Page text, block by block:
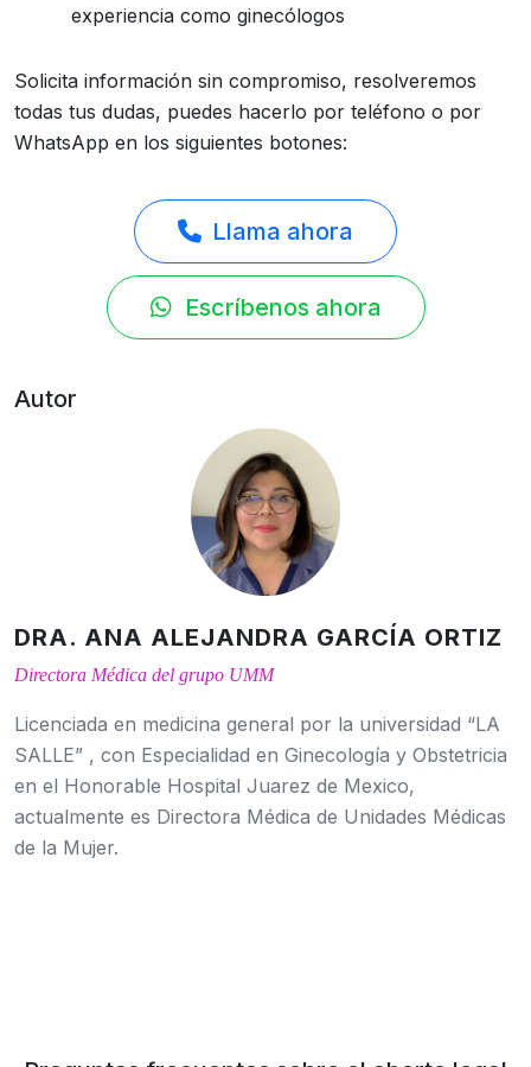
experiencia como ginecólogos
Solicita información sin compromiso, resolveremos
todas tus dudas, puedes hacerlo por teléfono o por
WhatsApp en los siguientes botones:
Llama ahora
Escríbenos ahora
Autor
DRA. ANA ALEJANDRA GARCÍA ORTIZ
Directora Médica del grupo UMM
Licenciada en medicina general por la universidad “LA
SALLE” , con Especialidad en Ginecología y Obstetricia
en el Honorable Hospital Juarez de Mexico,
actualmente es Directora Médica de Unidades Médicas
de la Mujer.